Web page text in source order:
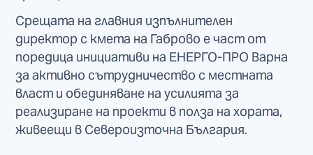
Срещата на главния изпълнителен
директор с кмета на Габрово е част от
поредица инициативи на ЕНЕРГО-ПРО Варна
за активно сътрудничество с местната
власт и обединяване на усилията за
реализиране на проекти в полза на хората,
живеещи в Североизточна България.